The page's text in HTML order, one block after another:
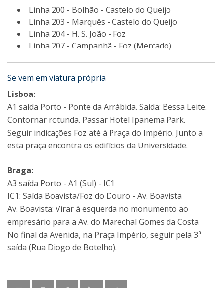
Linha 200 - Bolhão - Castelo do Queijo
Linha 203 - Marquês - Castelo do Queijo
Linha 204 - H. S. João - Foz
Linha 207 - Campanhã - Foz (Mercado)
Se vem em viatura própria
Lisboa:
A1 saída Porto - Ponte da Arrábida. Saída: Bessa Leite.
Contornar rotunda. Passar Hotel Ipanema Park.
Seguir indicações Foz até à Praça do Império. Junto a
esta praça encontra os edifícios da Universidade.
Braga:
A3 saída Porto - A1 (Sul) - IC1
IC1: Saída Boavista/Foz do Douro - Av. Boavista
Av. Boavista: Virar à esquerda no monumento ao
empresário para a Av. do Marechal Gomes da Costa
No final da Avenida, na Praça Império, seguir pela 3ª
saída (Rua Diogo de Botelho).